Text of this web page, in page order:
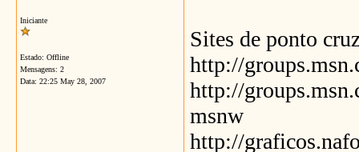
Iniciante
Estado: Offline
Mensagens: 2
Data: 22:25 May 28, 2007
Sites de ponto
http://
http://
msnw
http://